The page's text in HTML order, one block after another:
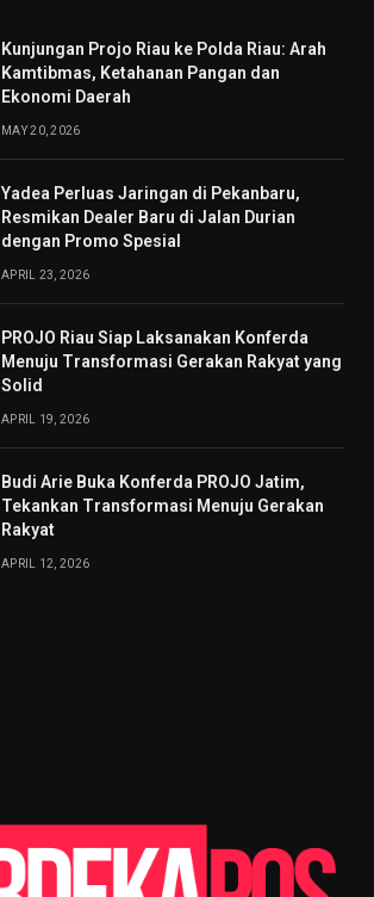
Kunjungan Projo Riau ke Polda Riau: Arah
Kamtibmas, Ketahanan Pangan dan
Ekonomi Daerah
MAY 20, 2026
Yadea Perluas Jaringan di Pekanbaru,
Resmikan Dealer Baru di Jalan Durian
dengan Promo Spesial
APRIL 23, 2026
PROJO Riau Siap Laksanakan Konferda
Menuju Transformasi Gerakan Rakyat yang
Solid
APRIL 19, 2026
Budi Arie Buka Konferda PROJO Jatim,
Tekankan Transformasi Menuju Gerakan
Rakyat
APRIL 12, 2026